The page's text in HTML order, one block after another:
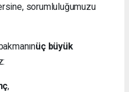
sorumluluğumuzu
üç büyük
,